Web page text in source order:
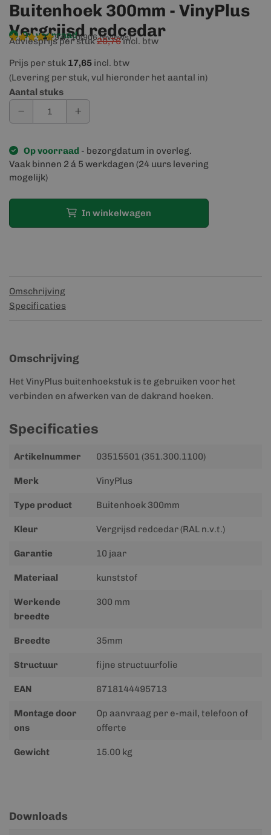
Buitenhoek 300mm - VinyPlus
Vergrijsd redcedar
Op voorraad
9,4/10(906 reviews)
Adviesprijs per stuk20,76incl. btw
Prijs per stuk 17,65 incl. btw
(Levering per stuk, vul hieronder het aantal in)
Aantal stuks
Op voorraad - bezorgdatum in overleg.
Vaak binnen 2 á 5 werkdagen (24 uurs levering
mogelijk)
In winkelwagen
Omschrijving
Specificaties
Omschrijving
Het VinyPlus buitenhoekstuk is te gebruiken voor het
verbinden en afwerken van de dakrand hoeken.
Specificaties
Meer
Artikelnummer 03515501 (351.300.1100)
Merk VinyPlus
Type product Buitenhoek 300mm
Kleur Vergrijsd redcedar (RAL n.v.t.)
Garantie 10 jaar
Materiaal kunststof
Werkende
breedte
300 mm
Breedte 35mm
Structuur fijne structuurfolie
EAN 8718144495713
Montage door
ons
Op aanvraag per e-mail, telefoon of
offerte
Gewicht 15.00 kg
Downloads